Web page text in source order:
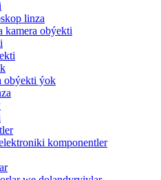
linza
kamera obýekti
obýekti ýok
komponentler